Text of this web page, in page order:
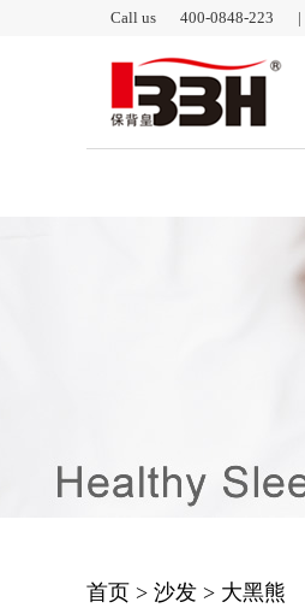
Call us 400-0848-223 |
首页 > 沙发 > 大黑熊